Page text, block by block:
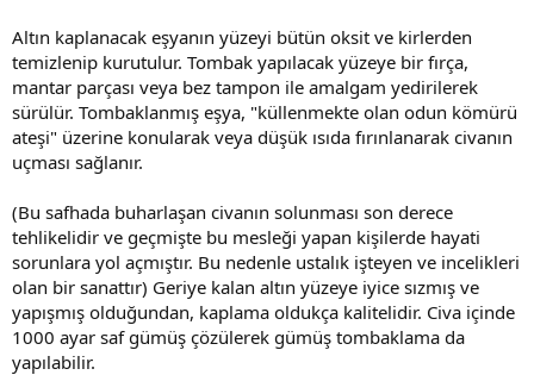
Altın kaplanacak eşyanın yüzeyi bütün oksit ve kirlerden
temizlenip kurutulur. Tombak yapılacak yüzeye bir fırça,
mantar parçası veya bez tampon ile amalgam yedirilerek
sürülür. Tombaklanmış eşya, "küllenmekte olan odun kömürü
ateşi" üzerine konularak veya düşük ısıda fırınlanarak civanın
uçması sağlanır.
(Bu safhada buharlaşan civanın solunması son derece
tehlikelidir ve geçmişte bu mesleği yapan kişilerde hayati
sorunlara yol açmıştır. Bu nedenle ustalık işteyen ve incelikleri
olan bir sanattır) Geriye kalan altın yüzeye iyice sızmış ve
yapışmış olduğundan, kaplama oldukça kalitelidir. Civa içinde
1000 ayar saf gümüş çözülerek gümüş tombaklama da
yapılabilir.